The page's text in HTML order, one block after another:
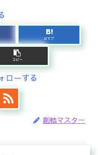
はてブ
コピー
ローする
創結マスター